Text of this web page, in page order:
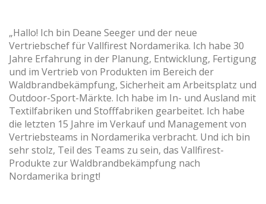
„Hallo! Ich bin Deane Seeger und der neue
Vertriebschef für Vallfirest Nordamerika. Ich habe 30
Jahre Erfahrung in der Planung, Entwicklung, Fertigung
und im Vertrieb von Produkten im Bereich der
Waldbrandbekämpfung, Sicherheit am Arbeitsplatz und
Outdoor-Sport-Märkte. Ich habe im In- und Ausland mit
Textilfabriken und Stofffabriken gearbeitet. Ich habe
die letzten 15 Jahre im Verkauf und Management von
Vertriebsteams in Nordamerika verbracht. Und ich bin
sehr stolz, Teil des Teams zu sein, das Vallfirest-
Produkte zur Waldbrandbekämpfung nach
Nordamerika bringt!
Analytik und Anpassung
Sie ermöglichen die Beobachtung und Analyse des
Verhaltens der Nutzer dieser Website. Die durch diese Art
von Cookies gesammelten Informationen werden
verwendet, um die Aktivität des Webs zu messen, um
Benutzernavigationsprofile zu erstellen, um basierend auf
der Analyse der Nutzungsdaten der Benutzer des Dienstes
Verbesserungen einzuführen. Sie ermöglichen es uns, die
Präferenzinformationen des Benutzers zu speichern, um
die Qualität unserer Dienstleistungen zu verbessern und
durch empfohlene Produkte ein besseres Erlebnis zu
bieten.
Marketing und Publizität